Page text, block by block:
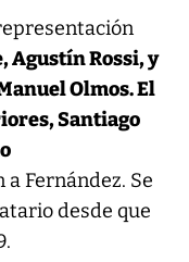
Agustín Rossi,y
Olmos. El
Santiago
Fernández. Se
desde que